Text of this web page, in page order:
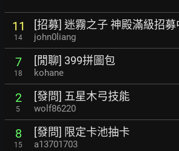
11
14
[招募] 迷霧之子 神殿滿級招募
john0liang
7
18
[閒聊] 399拼圖包
kohane
2
5
[發問] 五星木弓技能
wolf86220
8
15
[發問] 限定卡池抽卡
a13701703